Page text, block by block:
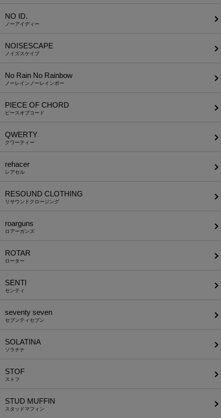
NO ID.
ノーアイディー
NOISESCAPE
ノイズスケイプ
No Rain No Rainbow
ノーレインノーレインボー
PIECE OF CHORD
ピースオブコード
QWERTY
クワーティー
rehacer
レアセル
RESOUND CLOTHING
リサウンドクロージング
roarguns
ロアーガンズ
ROTAR
ローター
SENTI
センティ
seventy seven
セブンティセブン
SOLATINA
ソラチナ
STOF
ストフ
STUD MUFFIN
スタッドマフィン